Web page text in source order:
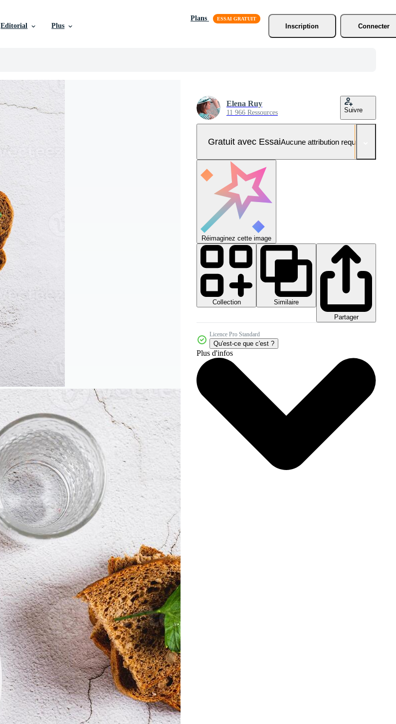
Editorial Plus
Plans
Inscription
Connecter
Elena Ruy
11 966 Ressources Suivre
Gratuit avec EssaiAucune attribution requise
Réimaginez cette image
Collection
Similaire
Partager
Licence Pro Standard
Qu'est-ce que c'est ?
Plus d'infos